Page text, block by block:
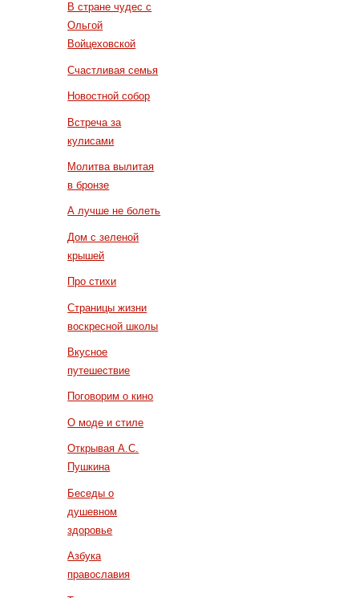
В стране чудес с
Ольгой
Войцеховской
Счастливая семья
Новостной собор
Встреча за
кулисами
Молитва вылитая
в бронзе
А лучше не болеть
Дом с зеленой
крышей
Про стихи
Страницы жизни
воскресной школы
Вкусное
путешествие
Поговорим о кино
О моде и стиле
Открывая А.С.
Пушкина
Беседы о
душевном
здоровье
Азбука
православия